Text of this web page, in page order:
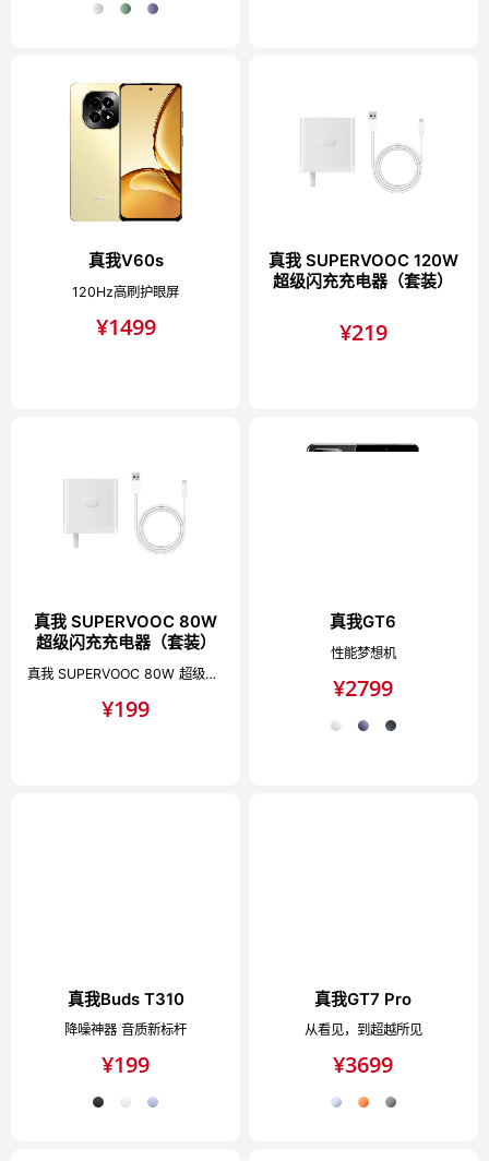
真我V60s
120Hz高刷护眼屏
¥1499
真我 SUPERVOOC 120W
超级闪充充电器（套装）
¥219
真我 SUPERVOOC 80W
超级闪充充电器（套装）
真我 SUPERVOOC 80W 超级闪充充电器（套装）
¥199
真我GT6
性能梦想机
¥2799
真我Buds T310
降噪神器 音质新标杆
¥199
真我GT7 Pro
从看见，到超越所见
¥3699